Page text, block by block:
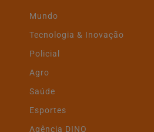
Mundo
Tecnologia & Inovação
Policial
Agro
Saúde
Esportes
Agência DINO